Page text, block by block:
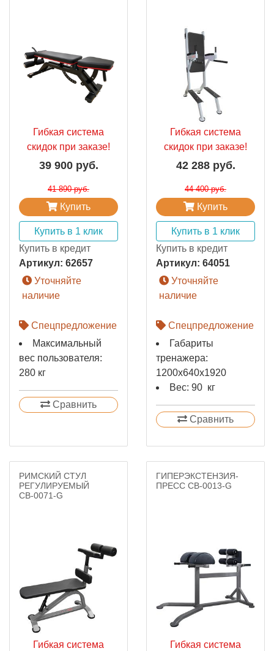
Гибкая система
скидок при заказе!
39 900 руб.
41 890 руб.
Купить
Купить в 1 клик
Купить в кредит
Артикул: 62657
Уточняйте
наличие
Спецпредложение
Максимальный
вес пользователя:
280 кг
Сравнить
Гибкая система
скидок при заказе!
42 288 руб.
44 400 руб.
Купить
Купить в 1 клик
Купить в кредит
Артикул: 64051
Уточняйте
наличие
Спецпредложение
Габариты
тренажера:
1200х640х1920
Вес: 90 кг
Сравнить
РИМСКИЙ СТУЛ
РЕГУЛИРУЕМЫЙ
СВ-0071-G
Гибкая система
ГИПЕРЭКСТЕНЗИЯ-
ПРЕСС СВ-0013-G
Гибкая система